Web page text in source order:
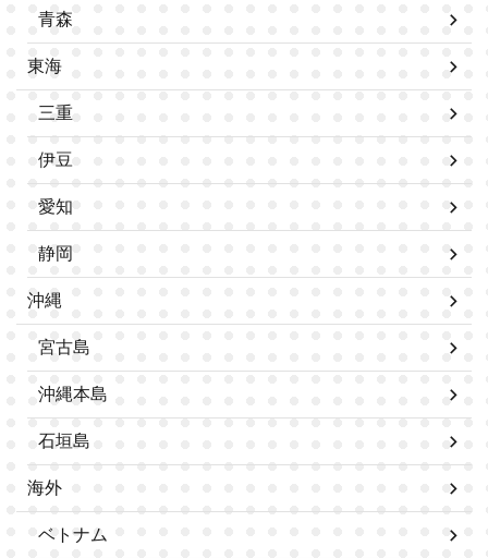
青森
東海
三重
伊豆
愛知
静岡
沖縄
宮古島
沖縄本島
石垣島
海外
ベトナム